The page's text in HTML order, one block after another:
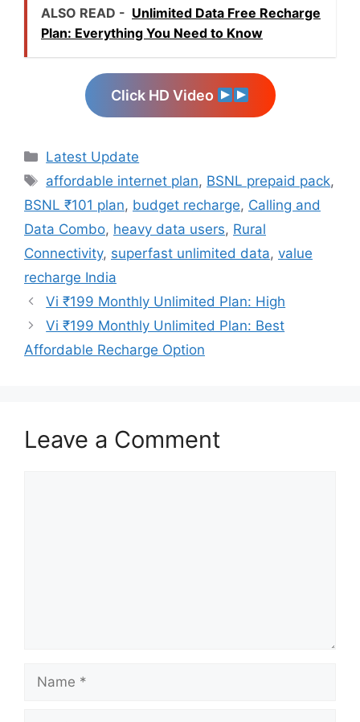
ALSO READ - Unlimited Data Free Recharge
Plan: Everything You Need to Know
Click HD Video
Categories
Latest Update
Tags
affordable internet plan, BSNL prepaid pack,
BSNL ₹101 plan, budget recharge, Calling and
Data Combo, heavy data users, Rural
Connectivity, superfast unlimited data, value
recharge India
Vi ₹199 Monthly Unlimited Plan: High
Vi ₹199 Monthly Unlimited Plan: Best
Affordable Recharge Option
Leave a Comment